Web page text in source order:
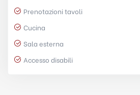
Prenotazioni tavoli
Cucina
Sala esterna
Accesso disabili